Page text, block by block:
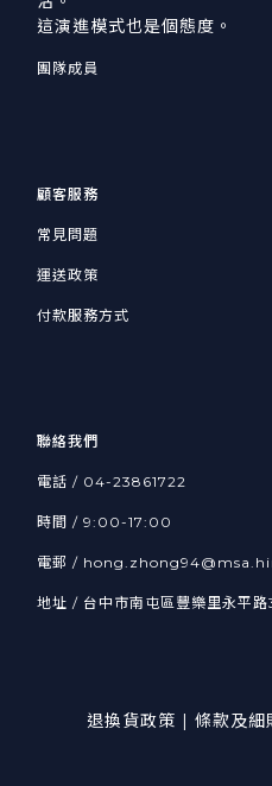
這演進模式也是個態度。
團隊成員
顧客服務
常見問題
運送政策
付款服務方式
聯絡我們
電話 / 04-23861722
時間 / 9:00-17:00
電郵 /
地址 / 台中市南屯區豐樂里永平
退換貨政策 | 條款及